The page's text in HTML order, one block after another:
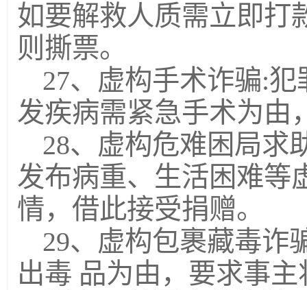
如要解救人质需立即打
则撕票。
27、虚构手术诈骗:
发疾病需紧急手术为由
28、虚构危难困局求
发布病重、生活困难等
情，借此接受捐赠。
29、虚构包裹藏毒诈
出毒 品为由，要求事